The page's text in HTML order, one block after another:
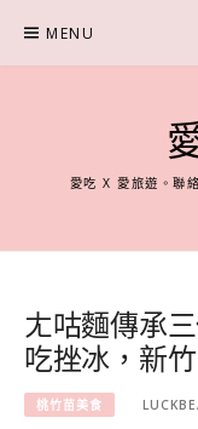
content
MENU
愛吃 X 愛旅遊。聯
ㄤ咕麵傳承
吃挫冰，新
桃竹苗美食